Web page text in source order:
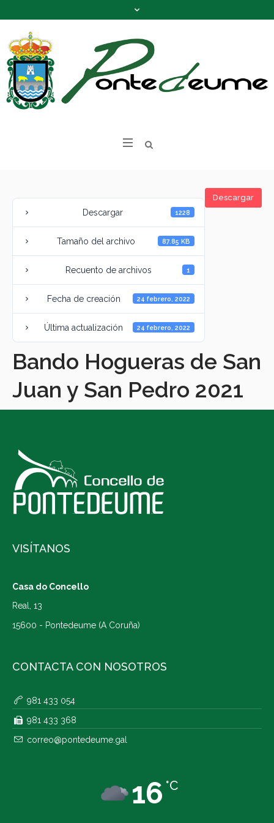
Descargar
Descargar 1228
Tamaño del archivo 87.85 KB
Recuento de archivos 1
Fecha de creación 24 febrero, 2022
Última actualización 24 febrero, 2022
Bando Hogueras de San
Juan y San Pedro 2021
VISÍTANOS
Casa do Concello
Real, 13
15600 - Pontedeume (A Coruña)
CONTACTA CON NOSOTROS
981 433 054
981 433 368
correo@pontedeume.gal
16 °C